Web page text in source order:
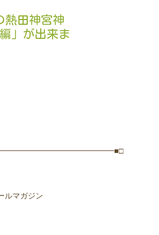
田神宮神
」が出来ま
ルマガジン